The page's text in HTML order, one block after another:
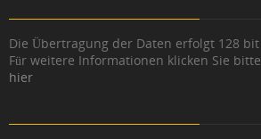
Die Übertragung der Daten erfolgt 128 bit
Für weitere Informationen klicken Sie bitte
hier